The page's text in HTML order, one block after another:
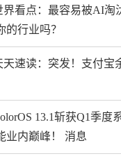
界看点：最容易被AI淘
的行业吗？
天速读：突发！支付宝
13.1斩获Q1季度
业内巅峰！ 消息